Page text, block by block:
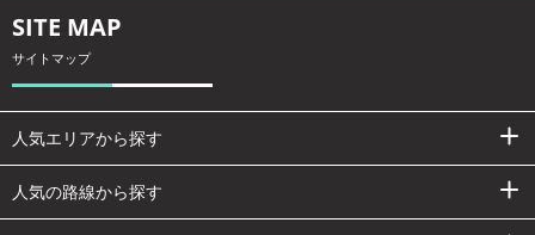
SITE MAP
サイトマップ
人気エリアから探す
人気の路線から探す